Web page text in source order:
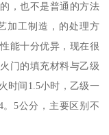
，也不是普通的方法
加工制造，的处理方
能十分优异，现在很
门的填充材料与乙级
时间1.5小时，乙级一
5公分，主要区别不